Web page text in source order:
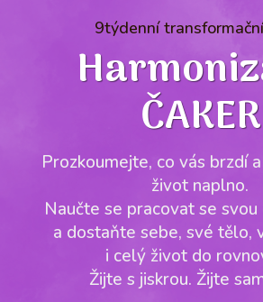
9týdenní
ČAKER
Prozkoumejte, co vás brzdí
život naplno.
Naučte se pracovat se
a dostaňte sebe, své tělo,
i celý život do
Žijte s jiskrou. Žijte